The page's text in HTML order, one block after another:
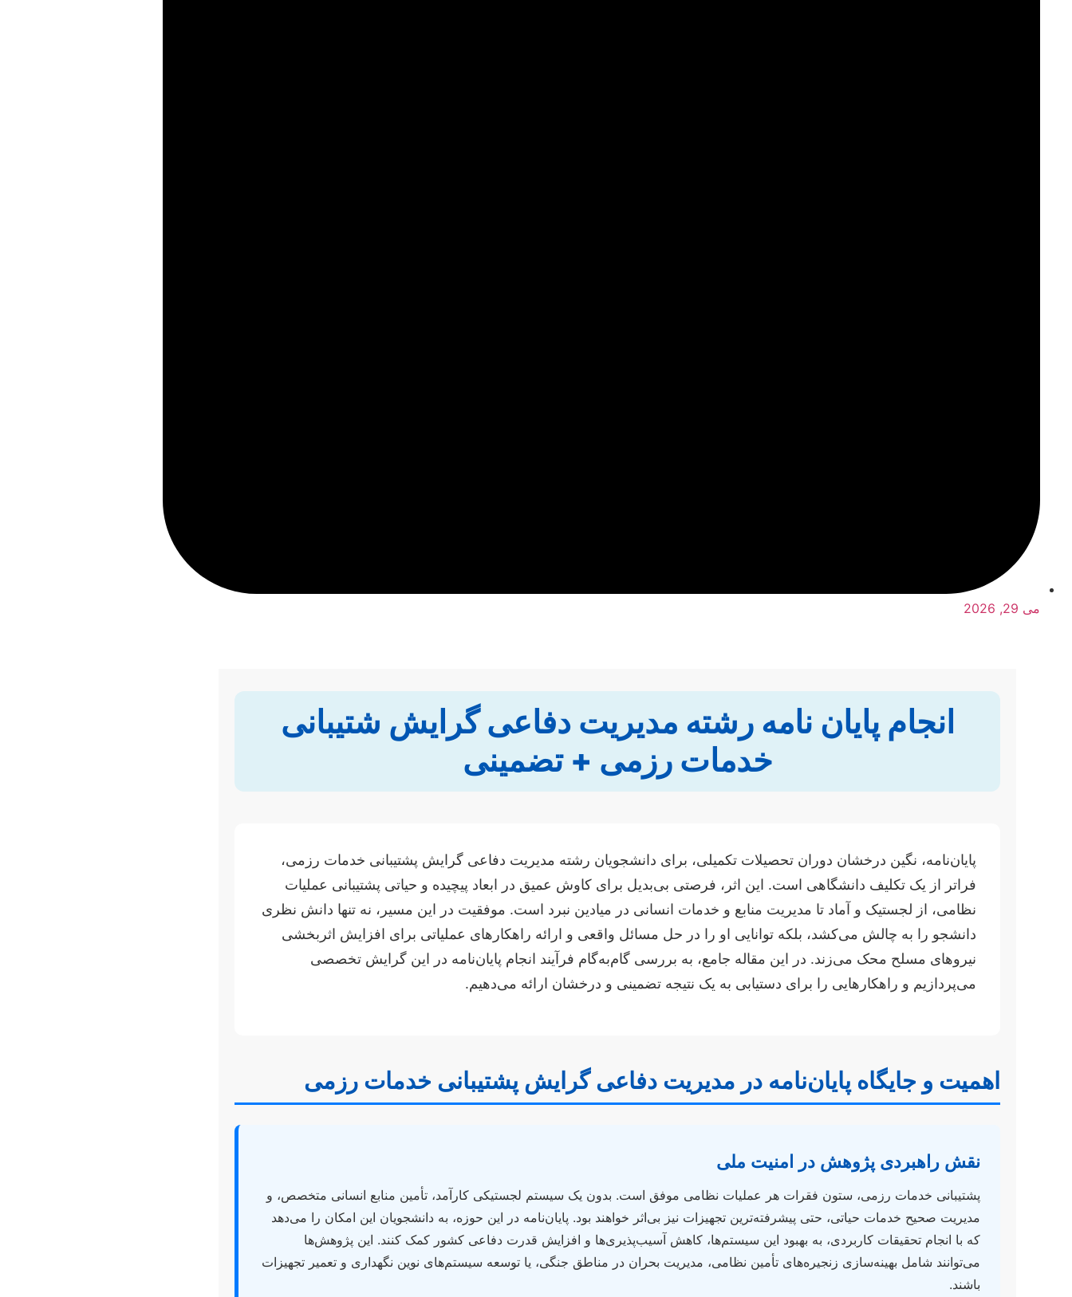
می 29, 2026
انجام پایان نامه رشته مدیریت دفاعی گرایش شتیبانی
خدمات رزمی + تضمینی
پایان‌نامه، نگین درخشان دوران تحصیلات تکمیلی، برای دانشجویان رشته مدیریت دفاعی گرایش پشتیبانی خدمات رزمی،
فراتر از یک تکلیف دانشگاهی است. این اثر، فرصتی بی‌بدیل برای کاوش عمیق در ابعاد پیچیده و حیاتی پشتیبانی عملیات
نظامی، از لجستیک و آماد تا مدیریت منابع و خدمات انسانی در میادین نبرد است. موفقیت در این مسیر، نه تنها دانش نظری
دانشجو را به چالش می‌کشد، بلکه توانایی او را در حل مسائل واقعی و ارائه راهکارهای عملیاتی برای افزایش اثربخشی
نیروهای مسلح محک می‌زند. در این مقاله جامع، به بررسی گام‌به‌گام فرآیند انجام پایان‌نامه در این گرایش تخصصی
می‌پردازیم و راهکارهایی را برای دستیابی به یک نتیجه تضمینی و درخشان ارائه می‌دهیم.
اهمیت و جایگاه پایان‌نامه در مدیریت دفاعی گرایش پشتیبانی خدمات رزمی
نقش راهبردی پژوهش در امنیت ملی
پشتیبانی خدمات رزمی، ستون فقرات هر عملیات نظامی موفق است. بدون یک سیستم لجستیکی کارآمد، تأمین منابع انسانی متخصص، و
مدیریت صحیح خدمات حیاتی، حتی پیشرفته‌ترین تجهیزات نیز بی‌اثر خواهند بود. پایان‌نامه در این حوزه، به دانشجویان این امکان را می‌دهد
که با انجام تحقیقات کاربردی، به بهبود این سیستم‌ها، کاهش آسیب‌پذیری‌ها و افزایش قدرت دفاعی کشور کمک کنند. این پژوهش‌ها
می‌توانند شامل بهینه‌سازی زنجیره‌های تأمین نظامی، مدیریت بحران در مناطق جنگی، یا توسعه سیستم‌های نوین نگهداری و تعمیر تجهیزات
باشند.